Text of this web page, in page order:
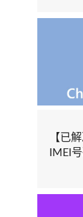
【已
IMEI